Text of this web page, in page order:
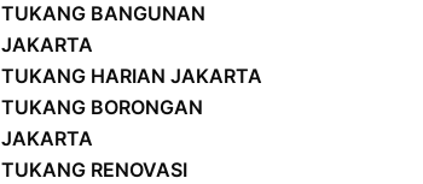
TUKANG BANGUNAN
JAKARTA
TUKANG HARIAN JAKARTA
TUKANG BORONGAN
JAKARTA
TUKANG RENOVASI